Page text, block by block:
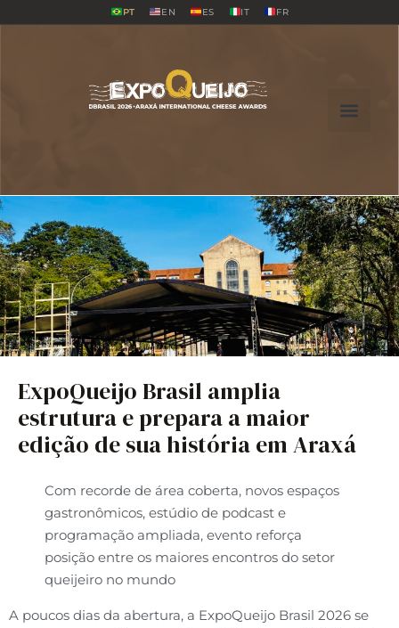
PT EN ES IT FR
ExpoQueijo Brasil amplia
estrutura e prepara a maior
edição de sua história em Araxá
Com recorde de área coberta, novos espaços
gastronômicos, estúdio de podcast e
programação ampliada, evento reforça
posição entre os maiores encontros do setor
queijeiro no mundo
A poucos dias da abertura, a ExpoQueijo Brasil 2026 se